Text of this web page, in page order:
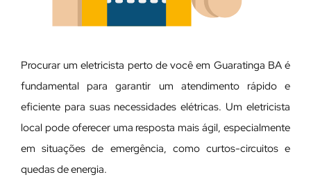
Procurar um eletricista perto de você em Guaratinga BA é
fundamental para garantir um atendimento rápido e
eficiente para suas necessidades elétricas. Um eletricista
local pode oferecer uma resposta mais ágil, especialmente
em situações de emergência, como curtos-circuitos e
quedas de energia.